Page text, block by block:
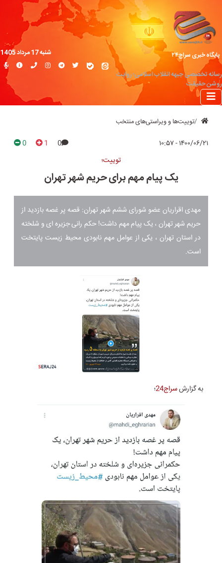
پایگاه خبری سراج۲۴
رسانه تخصصی جبهه انقلاب اسلامی؛ روایت
روشن حقیقت
شنبه 17 مرداد 1405
توییت‌ها و ویراستی‌های منتخب
۱۴۰۰/۰۶/۲۱ - ۱۰:۵۷ 0
1
0
توییت؛
یک پیام مهم برای حریم شهر تهران
مهدی اقراریان عضو شورای ششم شهر تهران: قصه پر غصه بازدید از
حریم شهر تهران ، یک پیام مهم داشت! حکم رانی جزیره ای و شلخته
در استان تهران ، یکی از عوامل مهم نابودی محیط زیست پایتخت
است.
به گزارشسراج24 ؛